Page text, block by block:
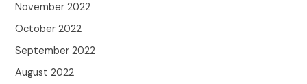
November 2022
October 2022
September 2022
August 2022